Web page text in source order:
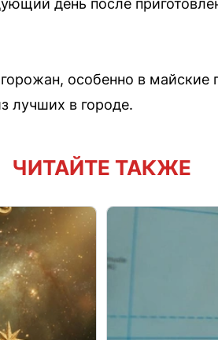
день после
особенно в
лучших в городе.
ЧИТАЙТЕ ТАКЖЕ